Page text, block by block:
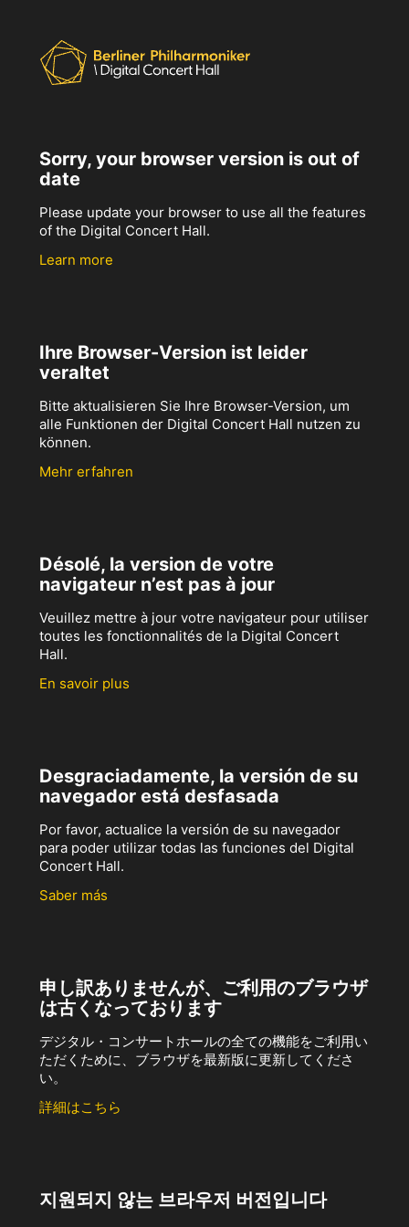
Sorry, your browser version is out of
date
Please update your browser to use all the features
of the Digital Concert Hall.
Learn more
Ihre Browser-Version ist leider
veraltet
Bitte aktualisieren Sie Ihre Browser-Version, um
alle Funktionen der Digital Concert Hall nutzen zu
können.
Mehr erfahren
Désolé, la version de votre
navigateur n’est pas à jour
Veuillez mettre à jour votre navigateur pour utiliser
toutes les fonctionnalités de la Digital Concert
Hall.
En savoir plus
Desgraciadamente, la versión de su
navegador está desfasada
Por favor, actualice la versión de su navegador
para poder utilizar todas las funciones del Digital
Concert Hall.
Saber más
申し訳ありませんが、ご利用のブラウザ
は古くなっております
デジタル・コンサートホールの全ての機能をご利用い
ただくために、ブラウザを最新版に更新してくださ
い。
詳細はこちら
지원되지 않는 브라우저 버전입니다